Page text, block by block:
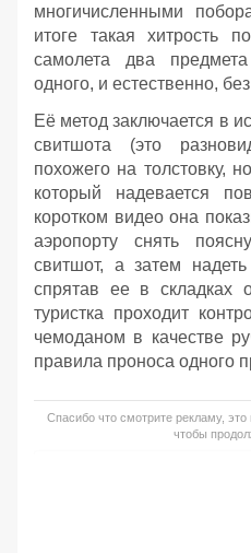
многичисленными
итоге такая хитрость
самолета два
одного, и естественно,
Её метод заключается в
свитшота (это
похожего на толстовку,
который надевается
коротком видео она
аэропорту снять
свитшот, а затем
спрятав ее в складках
туристка проходит
чемоданом в качестве
правила проноса одного
Спасибо что смотрите рекламу, это
чтобы